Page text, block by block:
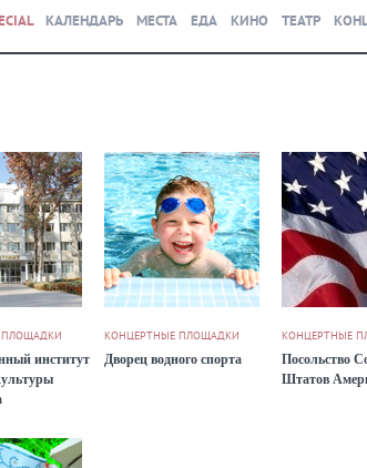
КАЛЕНДАРЬ МЕСТА ЕДА КИНО ТЕАТР
ПЛОЩАДКИ
институт
КОНЦЕРТНЫЕ ПЛОЩАДКИ
Дворец водного спорта
КОНЦЕРТНЫЕ
Посольство
Штатов